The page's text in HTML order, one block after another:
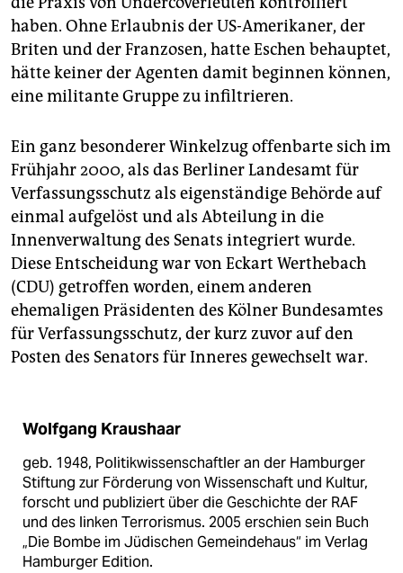
haben. Ohne Erlaubnis der US-Amerikaner, der
Briten und der Franzosen, hatte Eschen behauptet,
hätte keiner der Agenten damit beginnen können,
eine militante Gruppe zu infiltrieren.
Ein ganz besonderer Winkelzug offenbarte sich im
Frühjahr 2000, als das Berliner Landesamt für
Verfassungsschutz als eigenständige Behörde auf
einmal aufgelöst und als Abteilung in die
Innenverwaltung des Senats integriert wurde.
Diese Entscheidung war von Eckart Wer­the­bach
(CDU) getroffen worden, einem anderen
ehemaligen Präsidenten des Kölner Bundesamtes
für Verfassungsschutz, der kurz zuvor auf den
Posten des Senators für Inneres gewechselt war.
Wolfgang Kraushaar
geb. 1948, Politikwissenschaftler an der Hamburger
Stiftung zur Förderung von Wissenschaft und Kultur,
forscht und publiziert über die Geschichte der RAF
und des linken Terrorismus. 2005 erschien sein Buch
„Die Bombe im Jüdischen Gemeindehaus“ im Verlag
Hamburger Edition.